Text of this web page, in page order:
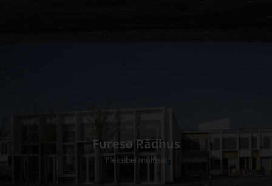
Furesø Rådhus
Fleksibel multisal